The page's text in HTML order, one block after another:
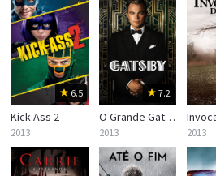
6.5
Kick-Ass 2
2013
7.2
O Grande Gatsby
2013 2013